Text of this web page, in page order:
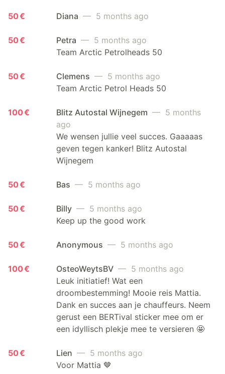
50 € Diana — 5 months ago
50 € Petra — 5 months ago
Team Arctic Petrolheads 50
50 € Clemens — 5 months ago
Team Arctic Petrol Heads 50
100 € Blitz Autostal Wijnegem — 5 months
ago
We wensen jullie veel succes. Gaaaaas
geven tegen kanker! Blitz Autostal
Wijnegem
50 € Bas — 5 months ago
50 € Billy — 5 months ago
Keep up the good work
50 € Anonymous — 5 months ago
100 € OsteoWeytsBV — 5 months ago
Leuk initiatief! Wat een
droombestemming! Mooie reis Mattia.
Dank en succes aan je chauffeurs. Neem
gerust een BERTival sticker mee om er
een idyllisch plekje mee te versieren 🤩
50 € Lien — 5 months ago
Voor Mattia 🤎